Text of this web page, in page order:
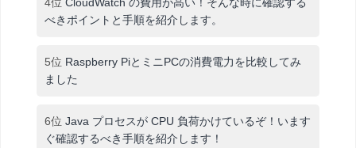
4位 CloudWatch の費用が高い！そんな時に確認する
べきポイントと手順を紹介します。
5位 Raspberry PiとミニPCの消費電力を比較してみ
ました
6位 Java プロセスが CPU 負荷かけているぞ！います
ぐ確認するべき手順を紹介します！